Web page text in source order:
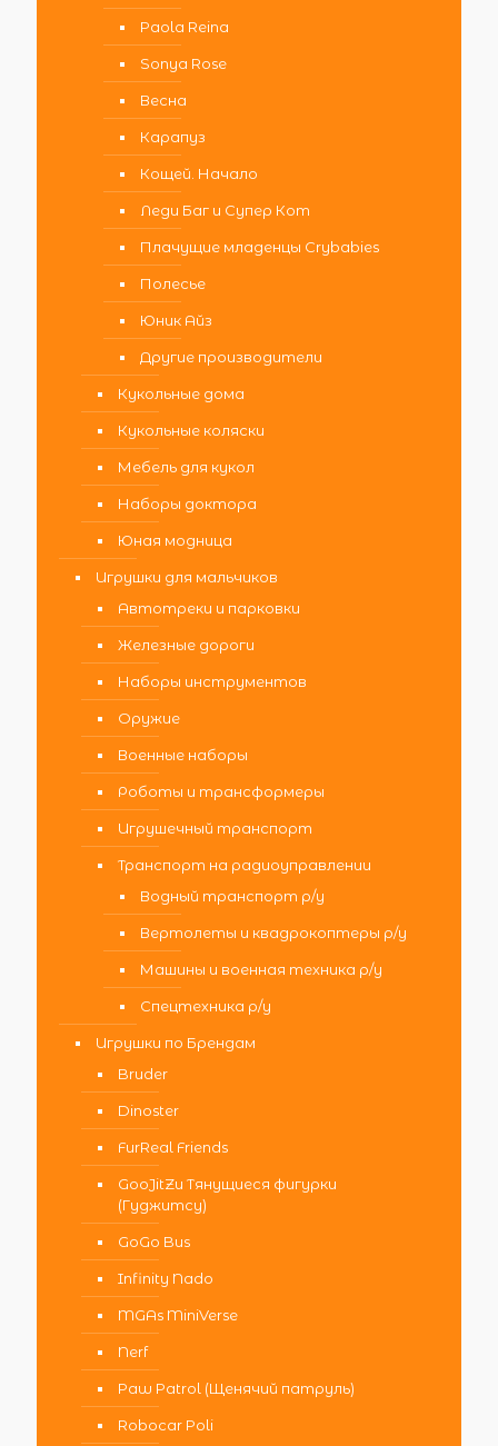
Paola Reina
Sonya Rose
Весна
Карапуз
Кощей. Начало
Леди Баг и Супер Кот
Плачущие младенцы Crybabies
Полесье
Юник Айз
Другие производители
Кукольные дома
Кукольные коляски
Мебель для кукол
Наборы доктора
Юная модница
Игрушки для мальчиков
Автотреки и парковки
Железные дороги
Наборы инструментов
Оружие
Военные наборы
Роботы и трансформеры
Игрушечный транспорт
Транспорт на радиоуправлении
Водный транспорт р/у
Вертолеты и квадрокоптеры р/у
Машины и военная техника р/у
Спецтехника р/у
Игрушки по Брендам
Bruder
Dinoster
FurReal Friends
GooJitZu Тянущиеся фигурки
(Гуджитсу)
GoGo Bus
Infinity Nado
MGAs MiniVerse
Nerf
Paw Patrol (Щенячий патруль)
Robocar Poli